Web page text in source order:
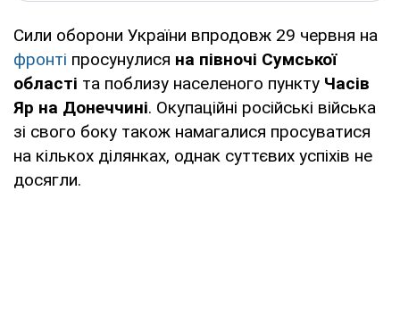
Сили оборони України впродовж 29 червня на
фронті просунулися на півночі Сумської
області та поблизу населеного пункту Часів
Яр на Донеччині. Окупаційні російські війська
зі свого боку також намагалися просуватися
на кількох ділянках, однак суттєвих успіхів не
досягли.